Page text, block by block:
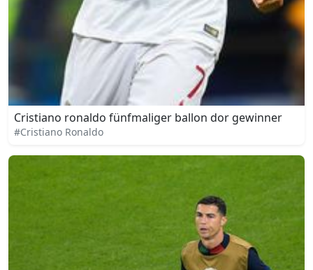
Cristiano ronaldo fünfmaliger ballon dor gewinner
#Cristiano Ronaldo